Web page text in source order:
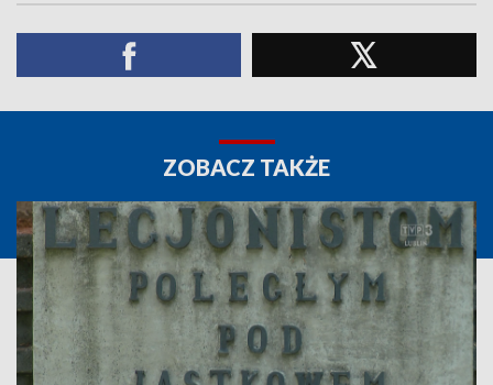
ZOBACZ TAKŻE